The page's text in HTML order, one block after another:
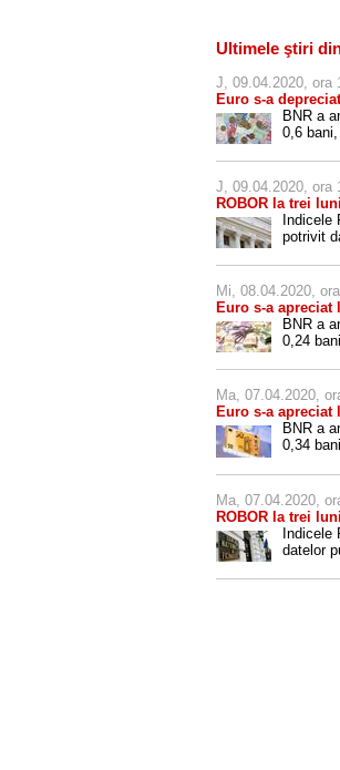
Ultimele ştiri
J, 09.04.2020, ora
Euro s-a
BNR a
0,6
J, 09.04.2020, ora
ROBOR la trei
potrivit
Mi, 08.04.2020,
Euro s-a apreciat
BNR a
0,24
Ma, 07.04.2020,
Euro s-a apreciat
BNR a
0,34
Ma, 07.04.2020,
ROBOR la trei
datelor